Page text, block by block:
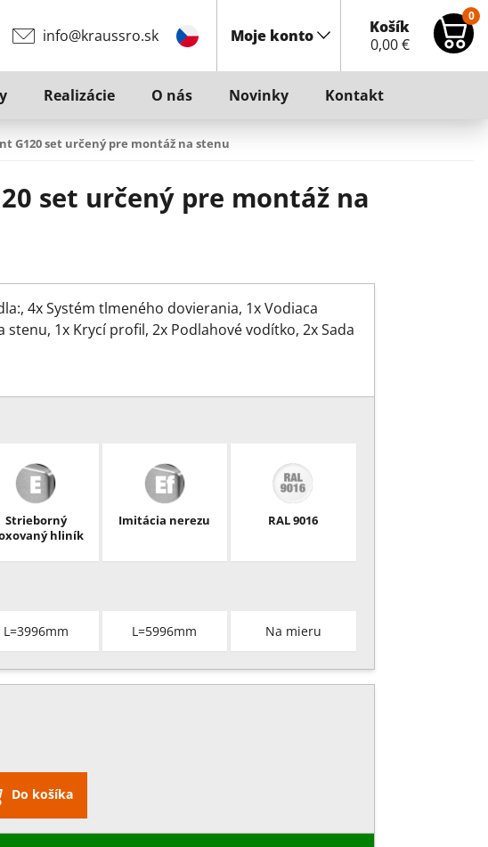
info@kraussro.sk Moje konto
Košík
0,00€
0
Realizácie O nás Novinky Kontakt
G120 set určený pre montáž na stenu
set určený pre montáž na
4x Systém tlmeného dovierania, 1x Vodiaca
1x Krycí profil, 2x Podlahové vodítko, 2x Sada
Strieborný
hliník
Imitácia nerezu RAL 9016
L=3996mm L=5996mm Na mieru
Do košíka